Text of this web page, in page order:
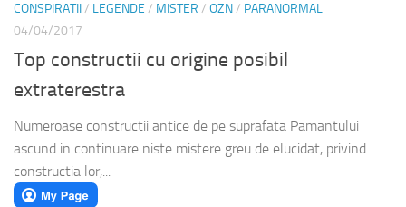
CONSPIRATII/ LEGENDE / MISTER / OZN/ PARANORMAL
04/04/2017
Top constructii cu origine posibil
extraterestra
Numeroase constructii antice de pe suprafata Pamantului
ascund in continuare niste mistere greu de elucidat, privind
constructia lor,...